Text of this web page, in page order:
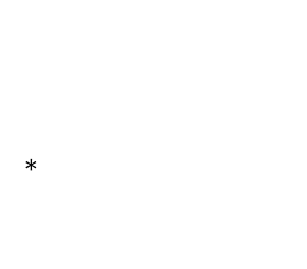
＊